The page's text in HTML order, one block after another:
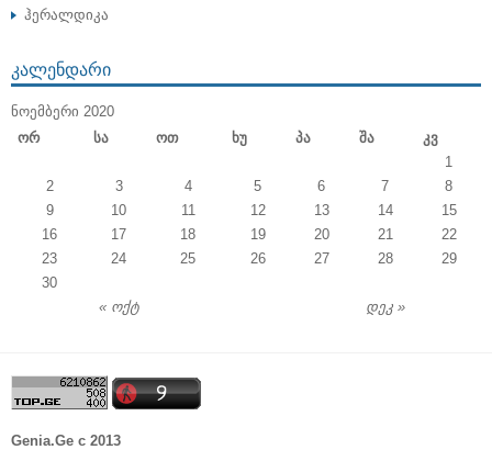
ჰერალდიკა
ᲙᲐᲚᲔᲜᲓᲐᲠᲘ
ᲜᲝᲔᲛᲑᲔᲠᲘ 2020
Ორ
Სა Ოთ Ხუ Პა Შა Კვ
« ოქტ დეკ »
1
2
3 4 5 6 7
8
9
10 11 12 13 14
15
16
17 18 19 20 21
22
23
24 25 26 27 28
29
30
Genia.Ge c 2013